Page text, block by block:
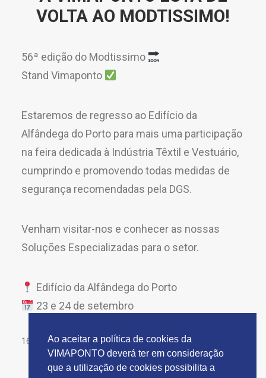
VOLTA AO MODTISSIMO!
56ª edição do Modtissimo
Stand Vimaponto
Estaremos de regresso ao Edifício da
Alfândega do Porto para mais uma participação
na feira dedicada à Indústria Têxtil e Vestuário,
cumprindo e promovendo todas medidas de
segurança recomendadas pela DGS.
Venham visitar-nos e conhecer as nossas
Soluções Especializadas para o setor.
Edifício da Alfândega do Porto
23 e 24 de setembro
16 de Setembro, 2020
Ao aceitar a política de cookies da
VIMAPONTO deverá ter em consideração
que a utilização de cookies possibilita a